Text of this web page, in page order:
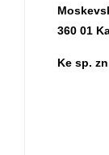
360 01
Ke sp.